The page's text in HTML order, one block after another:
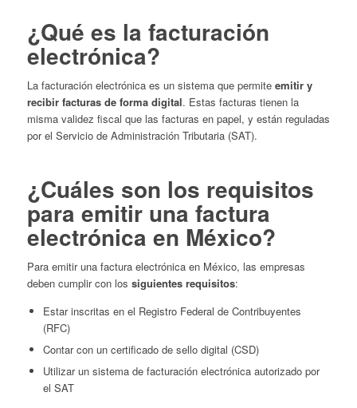
¿Qué es la facturación
electrónica?
La facturación electrónica es un sistema que permiteemitir y
recibir facturas de forma digital. Estas facturas tienen la
misma validez fiscal que las facturas en papel, y están reguladas
por el Servicio de Administración Tributaria (SAT).
¿Cuáles son los requisitos
para emitir una factura
electrónica en México?
Para emitir una factura electrónica en México, las empresas
deben cumplir con los siguientes requisitos:
Estar inscritas en el Registro Federal de Contribuyentes
(RFC)
Contar con un certificado de sello digital (CSD)
Utilizar un sistema de facturación electrónica autorizado por
el SAT